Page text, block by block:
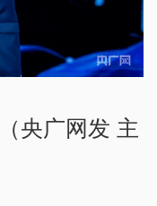
央广网发 主